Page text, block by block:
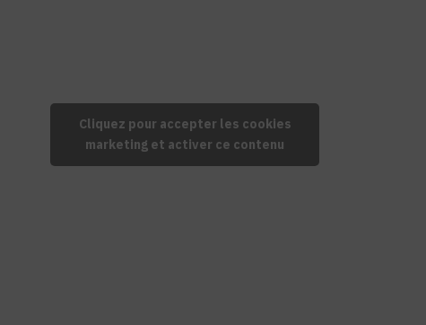
Cliquez pour accepter les cookies
marketing et activer ce contenu